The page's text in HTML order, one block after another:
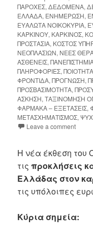
ΠΑΡΟΧΕΣ,ΔΕΔΟΜΕΝΑ,
ΕΛΛΑΔΑ, ΕΝΗΜΕΡΩΣΗ,
ΕΥΑΛΩΤΑ ΝΟΙΚΟΚΥΡΙΑ,
ΚΑΡΚΙΝΟΥ, ΚΑΡΚΙΝΟΣ,
ΠΡΟΣΤΑΣΙΑ, ΚΟΣΤΟΣ
ΝΕΟΠΛΑΣΙΩΝ, ΝΕΕΣ
ΑΣΘΕΝΕΙΣ,
ΠΛΗΡΟΦΟΡΙΕΣ,
ΦΡΟΝΤΙΔΑ,ΠΡΟΓΝΩΣΗ,
ΠΡΟΣΒΑΣΙΜΟΤΗΤΑ,
ΑΣΚΗΣΗ,ΤΑΞΙΝΟΜΗΣΗ
ΦΑΡΜΑΚΑ – ΕΞΕΤΑΣΕΙΣ,
ΜΕΤΑΣΧΗΜΑΤΙΣΜΟΣ,
Leave a comment
Η νέα έκθεση του
τιςπροκλήσεις
Ελλάδας στον
τις υπόλοιπες
Κύρια σημεία: